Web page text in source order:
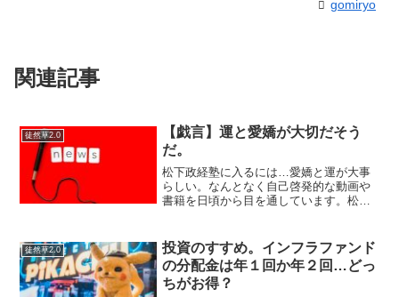
gomiryo
関連記事
徒然草2.0
【戯言】運と愛嬌が大切だそう
だ。
松下政経塾に入るには…愛嬌と運が大事
らしい。なんとなく自己啓発的な動画や
書籍を日頃から目を通しています。松下
で気になった。愛嬌？ないなー、いや松
下政経塾には入らないし、...
徒然草2.0
投資のすすめ。インフラファンド
の分配金は年１回か年２回…どっ
ちがお得？